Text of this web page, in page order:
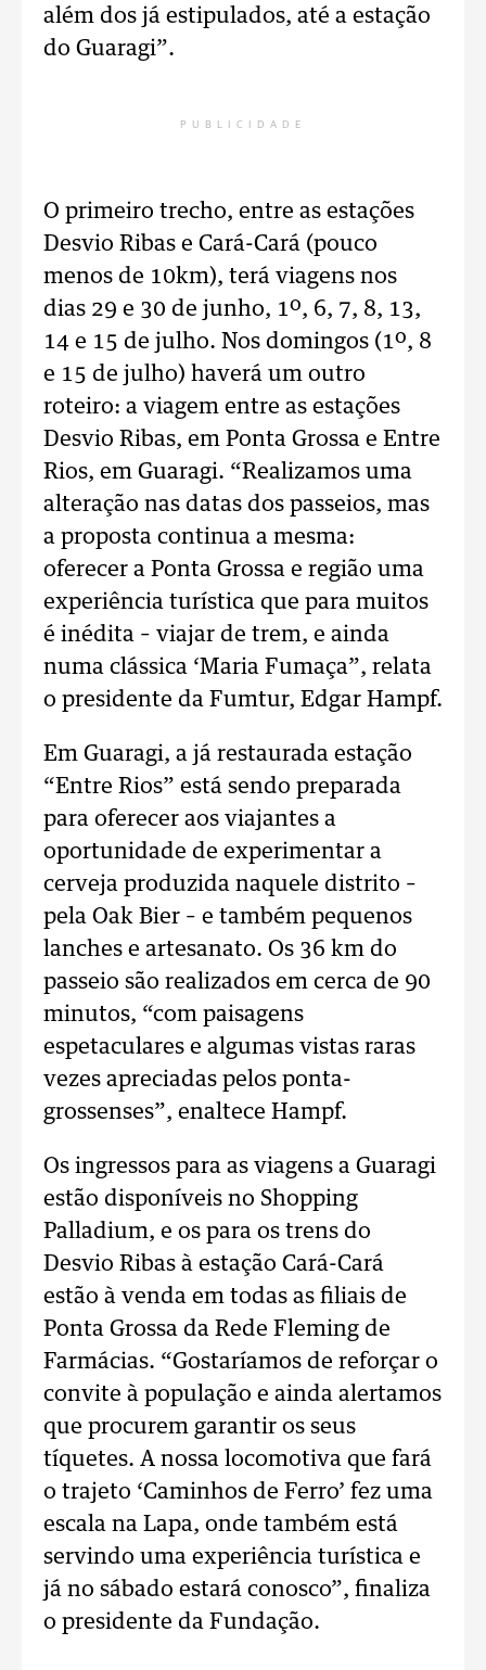
além dos já estipulados, até a estação
do Guaragi”.
PUBLICIDADE
O primeiro trecho, entre as estações
Desvio Ribas e Cará-Cará (pouco
menos de 10km), terá viagens nos
dias 29 e 30 de junho, 1º, 6, 7, 8, 13,
14 e 15 de julho. Nos domingos (1º, 8
e 15 de julho) haverá um outro
roteiro: a viagem entre as estações
Desvio Ribas, em Ponta Grossa e Entre
Rios, em Guaragi. “Realizamos uma
alteração nas datas dos passeios, mas
a proposta continua a mesma:
oferecer a Ponta Grossa e região uma
experiência turística que para muitos
é inédita – viajar de trem, e ainda
numa clássica ‘Maria Fumaça”, relata
o presidente da Fumtur, Edgar Hampf.
Em Guaragi, a já restaurada estação
“Entre Rios” está sendo preparada
para oferecer aos viajantes a
oportunidade de experimentar a
cerveja produzida naquele distrito –
pela Oak Bier – e também pequenos
lanches e artesanato. Os 36 km do
passeio são realizados em cerca de 90
minutos, “com paisagens
espetaculares e algumas vistas raras
vezes apreciadas pelos ponta-
grossenses”, enaltece Hampf.
Os ingressos para as viagens a Guaragi
estão disponíveis no Shopping
Palladium, e os para os trens do
Desvio Ribas à estação Cará-Cará
estão à venda em todas as filiais de
Ponta Grossa da Rede Fleming de
Farmácias. “Gostaríamos de reforçar o
convite à população e ainda alertamos
que procurem garantir os seus
tíquetes. A nossa locomotiva que fará
o trajeto ‘Caminhos de Ferro’ fez uma
escala na Lapa, onde também está
servindo uma experiência turística e
já no sábado estará conosco”, finaliza
o presidente da Fundação.